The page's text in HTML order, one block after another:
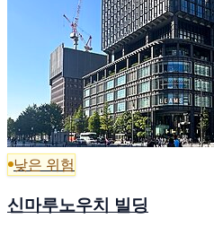
낮은 위험
신마루노우치 빌딩